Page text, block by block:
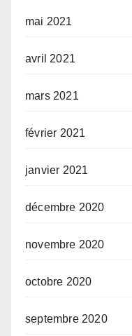
mai 2021
avril 2021
mars 2021
février 2021
janvier 2021
décembre 2020
novembre 2020
octobre 2020
septembre 2020